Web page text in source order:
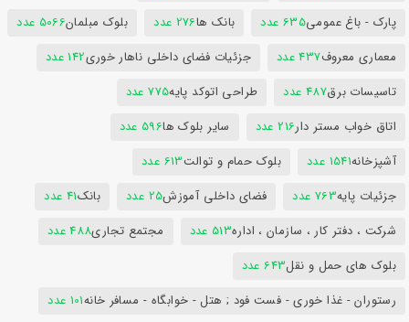
پارک - باغ عمومی635 عدد بانک ها276 عدد بلوک مبلمان5066 عدد
معماری معروف437 عدد جزئیات فضای داخلی ناهار خوری142 عدد
تاسیسات برق487 عدد طراحی اتوکد پایه775 عدد
اتاق خواب مستر دار216 عدد سایر بلوک ها596 عدد
آشپزخانه1541 عدد بلوک حمام و توالت613 عدد
جزئیات پایه763 عدد فضای داخلی آموزش25 عدد بانک41 عدد
شرکت ، دفتر کار ، سازمان ، اداره513 عدد مجتمع تجاری488 عدد
بلوک های حمل و نقل643 عدد
رستوران - غذا خوری - فست فود ; هتل - خوابگاه - مسافر خانه101 عدد